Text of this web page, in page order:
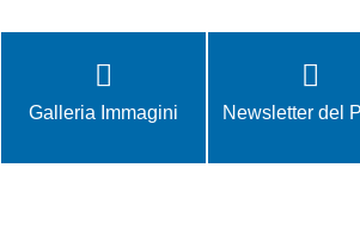
Galleria Immagini Newsletter del